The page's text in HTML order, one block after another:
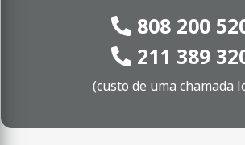
808 200
211 389
(custo de uma chamada